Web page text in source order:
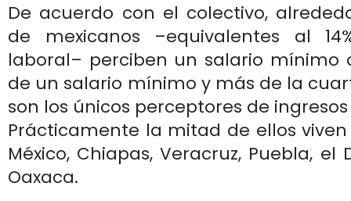
De acuerdo con el colectivo,
de mexicanos –equivalentes al
laboral– perciben un salario mínimo
de un salario mínimo y más de la
son los únicos perceptores de
Prácticamente la mitad de ellos
México, Chiapas, Veracruz, Puebla, el
Oaxaca.